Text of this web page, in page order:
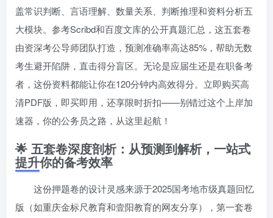
盖常识判断、言语理解、数量关系、判断推理和资料分析五
大模块。参考Scribd和百度文库的公开真题汇总，这五套卷
由资深考公导师团队打造，预测准确率高达85%，帮助无数
考生避开陷阱，直击得分盲区。无论是应届生还是在职备考
者，这份资料都能让你在120分钟内高效得分。立即购买高
清PDF版，即买即用，还享限时折扣——别错过这个上岸加
速器，你的公务员之路，从这里起航！
🌟 五套卷深度剖析：从预测到解析，一站式
提升你的备考效率
这份押题卷的设计灵感来源于2025国考地市级真题回忆
版（如重庆金标尺教育和壹阳教育的网友分享），第一套卷